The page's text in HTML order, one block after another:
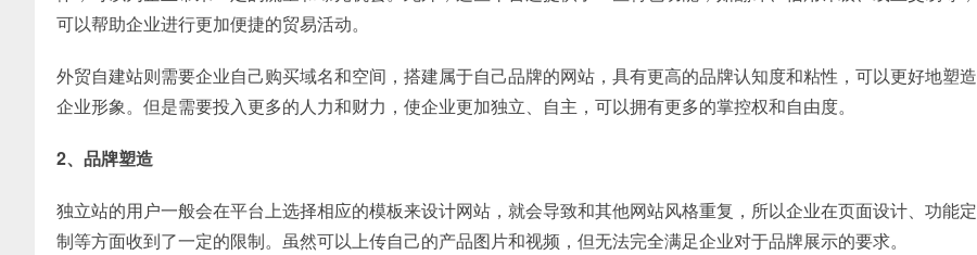
可以帮助企业进行更加便捷的贸易活动。
外贸自建站则需要企业自己购买域名和空间，搭建属于自己品牌的网站，具有更高的品牌认知度和粘性，可以更好地塑造
企业形象。但是需要投入更多的人力和财力，使企业更加独立、自主，可以拥有更多的掌控权和自由度。
2、品牌塑造
独立站的用户一般会在平台上选择相应的模板来设计网站，就会导致和其他网站风格重复，所以企业在页面设计、功能定
制等方面收到了一定的限制。虽然可以上传自己的产品图片和视频，但无法完全满足企业对于品牌展示的要求。